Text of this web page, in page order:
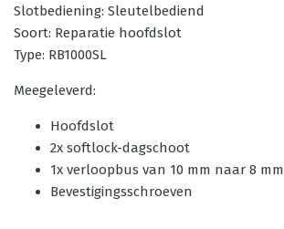
Slotbediening: Sleutelbediend
Soort: Reparatie hoofdslot
Type: RB1000SL
Meegeleverd:
Hoofdslot
2x softlock-dagschoot
1x verloopbus van 10 mm naar 8 mm
Bevestigingsschroeven